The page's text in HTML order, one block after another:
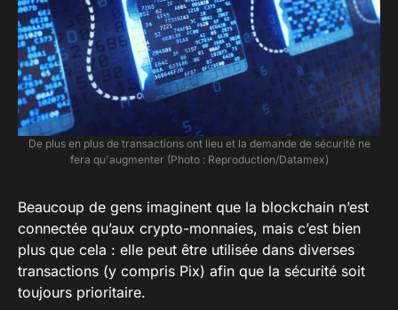
De plus en plus de transactions ont lieu et la demande de sécurité ne
fera qu'augmenter (Photo : Reproduction/Datamex)
Beaucoup de gens imaginent que la blockchain n’est
connectée qu’aux crypto-monnaies, mais c’est bien
plus que cela : elle peut être utilisée dans diverses
transactions (y compris Pix) afin que la sécurité soit
toujours prioritaire.